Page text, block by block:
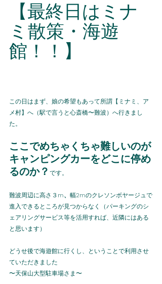
【最終日はミナ
ミ散策・海遊
館！！】
この日はまず、娘の希望もあって所謂【ミナミ、ア
メ村】へ（駅で言うと心斎橋〜難波）へ行きまし
た。
ここでめちゃくちゃ難しいのが
キャンピングカーをどこに停め
るのか？ です。
難波周辺に高さ３ m、 幅2mのクレソンボヤージュで
進入できるところが見つからなく（パーキングのシ
ェアリングサービス等を活用すれば、近隣にはある
と思います）
どうせ後で海遊館に行くし、ということで利用させ
ていただきました
〜天保山大型駐車場さま〜